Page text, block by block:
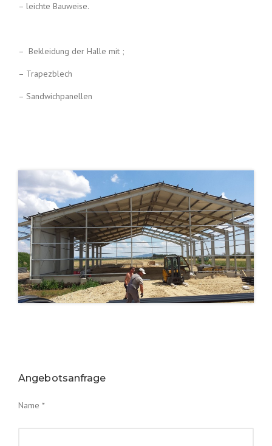
– leichte Bauweise.
– Bekleidung der Halle mit ;
– Trapezblech
– Sandwichpanellen
Angebotsanfrage
Name *